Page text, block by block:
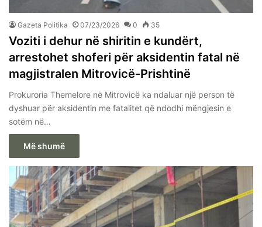
Gazeta Politika 07/23/2026 0 35
Voziti i dehur në shiritin e kundërt,
arrestohet shoferi për aksidentin fatal në
magjistralen Mitrovicë-Prishtinë
Prokuroria Themelore në Mitrovicë ka ndaluar një person të
dyshuar për aksidentin me fatalitet që ndodhi mëngjesin e
sotëm në…
Më shumë